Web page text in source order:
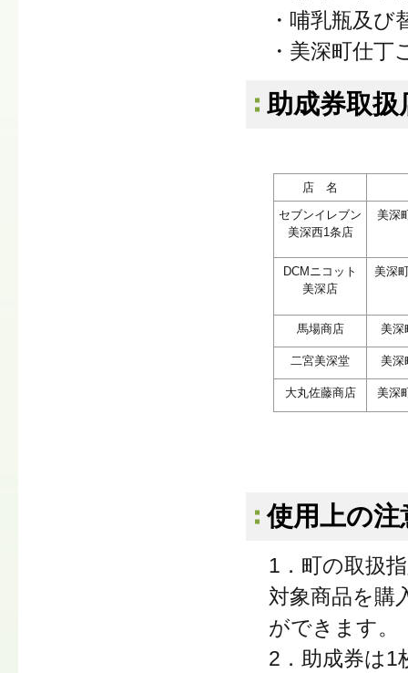
・哺乳瓶及
・美深町仕
助成券取
店 名
セブンイレブン
美深西1条店
美深
DCMニコット
美深店
美深
馬場商店 美深
二宮美深堂 美深
大丸佐藤商店 美深
使用上の
1．町の取扱
対象商品を購
ができます。
2．助成券は1